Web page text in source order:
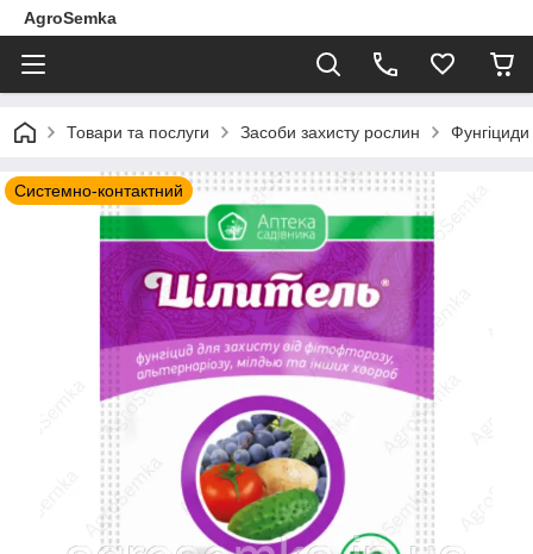
AgroSemka
Товари та послуги Засоби захисту рослин
Системно-контактний